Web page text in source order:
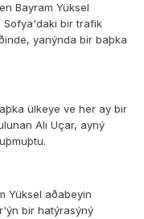
Bayram Yüksel
Sofya'daki bir trafik
yanýnda bir baþka
ülkeye ve her ay bir
Ali Uçar, ayný
Yüksel aðabeyin
bir hatýrasýný